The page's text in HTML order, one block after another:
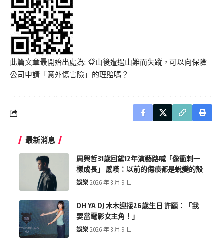
此篇文章最開始出處為: 登山後遭遇山難而失蹤，可以向保險
公司申請「意外傷害險」的理賠嗎？
最新消息
周興哲31歲回望12年演藝路喊「像衝刺一
樣成長」 感嘆：以前的傷痕都是蛻變的殼
娛樂 2026 年 8 月 9 日
OH YA DJ 木木迎接26歲生日 許願：「我
要當電影女主角！」
娛樂 2026 年 8 月 9 日